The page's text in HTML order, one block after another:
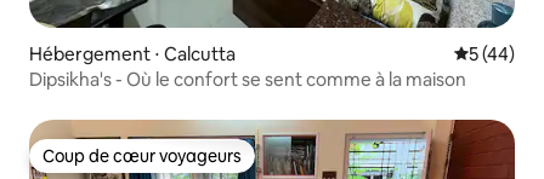
Hébergement ⋅ Calcutta
5 (44)
Dipsikha's - Où le confort se sent comme à la maison
Coup de cœur voyageurs
Coup de cœur voyageurs